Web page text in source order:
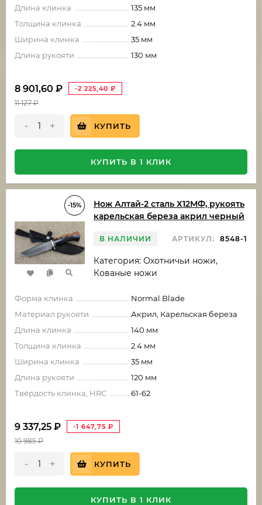
Длина клинка
135 мм
Толщина клинка
2.4 мм
Ширина клинка
35 мм
Длина рукояти
130 мм
8 901,60 ₽ -2 225,40 ₽
11 127₽
- + КУПИТЬ
КУПИТЬ В 1 КЛИК
-15%
Нож Алтай-2 сталь Х12МФ, рукоять
карельская береза акрил черный
В НАЛИЧИИ АРТИКУЛ: 8548-1
Категория: Охотничьи ножи,
Кованые ножи
Форма клинка
Normal Blade
Материал рукояти
Акрил, Карельская береза
Длина клинка
140 мм
Толщина клинка
2.4 мм
Ширина клинка
35 мм
Длина рукояти
120 мм
Твёрдость клинка, HRC
61-62
9 337,25 ₽ -1 647,75 ₽
10 985₽
- + КУПИТЬ
КУПИТЬ В 1 КЛИК